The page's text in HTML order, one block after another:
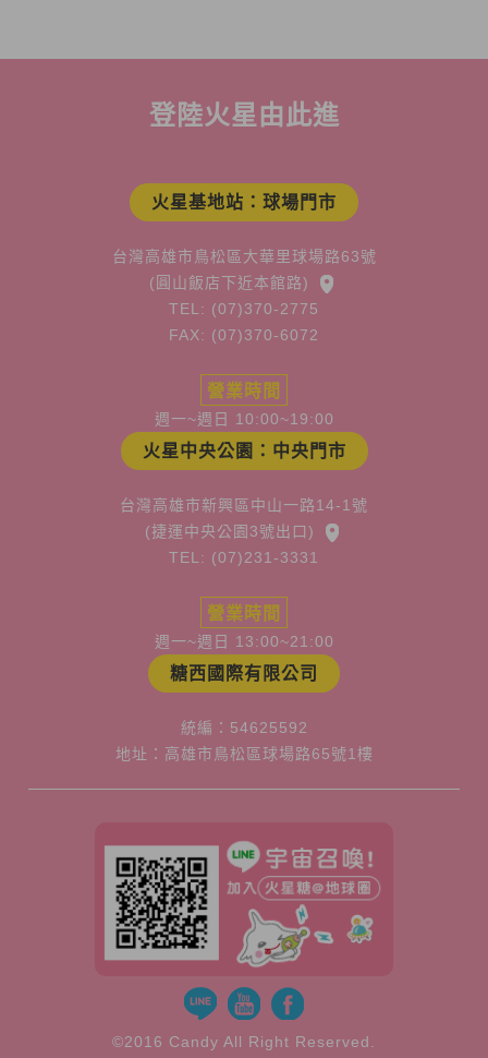
登陸火星由此進
火星基地站：球場門市
台灣高雄市鳥松區大華里球場路63號
(圓山飯店下近本館路)
TEL: (07)370-2775
FAX: (07)370-6072
營業時間
週一~週日 10:00~19:00
火星中央公園：中央門市
台灣高雄市新興區中山一路14-1號
(捷運中央公園3號出口)
TEL: (07)231-3331
營業時間
週一~週日 13:00~21:00
糖西國際有限公司
統編：54625592
地址：高雄市鳥松區球場路65號1樓
©2016 Candy All Right Reserved.